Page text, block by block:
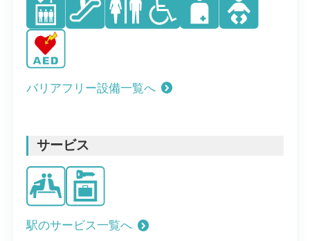
バリアフリー設備一覧へ
サービス
駅のサービス一覧へ